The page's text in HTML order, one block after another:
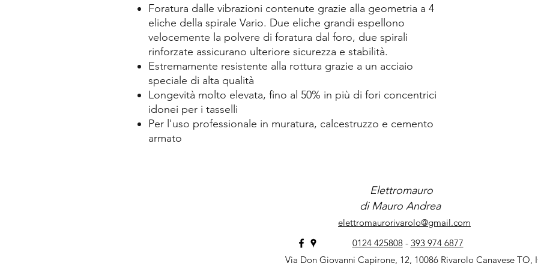
Foratura dalle vibrazioni contenute grazie alla geometria a 4
eliche della spirale Vario. Due eliche grandi espellono
velocemente la polvere di foratura dal foro, due spirali
rinforzate assicurano ulteriore sicurezza e stabilità.
Estremamente resistente alla rottura grazie a un acciaio
speciale di alta qualità
Longevità molto elevata, fino al 50% in più di fori concentrici
idonei per i tasselli
Per l'uso professionale in muratura, calcestruzzo e cemento
armato
Elettromauro
di Mauro Andrea
elettromaurorivarolo@gmail.com
0124 425808- 393 974 6877
Via Don Giovanni Capirone, 12, 10086 Rivarolo Canavese TO,